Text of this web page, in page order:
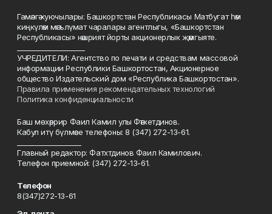
Гамәлгә куючылары: Башкортстан Республикасы Матбугат һәм
киңкүләм мәгълүмат чаралары агентлыгы, «Башкортстан
Республикасы» нәшрият йорты акционерлык җәмгыяте.
УЧРЕДИТЕЛИ: Агентство по печати и средствам массовой
информации Республики Башкортостан, Акционерное
общество Издательский дом «Республика Башкортостан».
Правила применения рекомендательных технологий
Политика конфиденциальности
Баш мөхәррир Фаил Камил улы Фәтхетдинов.
Кабул итү бүлмәсе телефоны: 8 (347) 272-13-61.
Главный редактор: Фатхтдинов Фаил Камилович.
Телефон приемной: (347) 272-13-61.
Телефон
8(347)272-13-61